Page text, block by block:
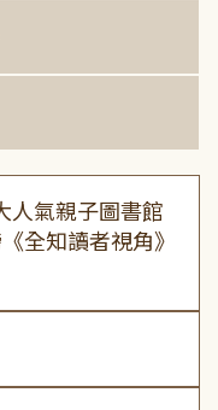
人氣親子圖書館
全知讀者視角》